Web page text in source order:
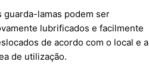
guarda-lamas podem ser
lubrificados e facilmente
de acordo com o local e a
de utilização.